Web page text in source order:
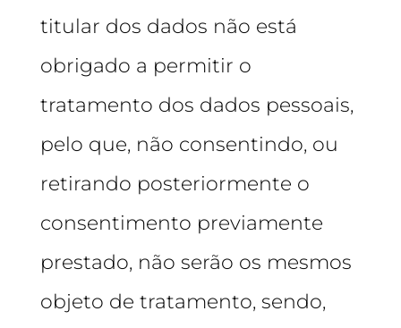
titular dos dados não está
obrigado a permitir o
tratamento dos dados pessoais,
pelo que, não consentindo, ou
retirando posteriormente o
consentimento previamente
prestado, não serão os mesmos
objeto de tratamento, sendo,